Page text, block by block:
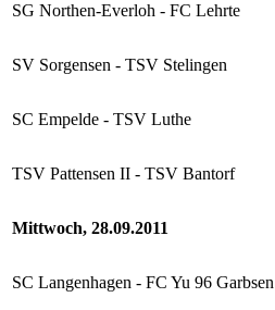
SG Northen-Everloh - FC Lehrte
SV Sorgensen - TSV Stelingen
SC Empelde - TSV Luthe
TSV Pattensen II - TSV Bantorf
Mittwoch, 28.09.2011
SC Langenhagen - FC Yu 96 Garbsen